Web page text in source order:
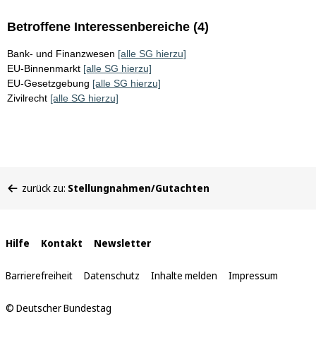
Betroffene Interessenbereiche (4)
Bank- und Finanzwesen [alle SG hierzu]
EU-Binnenmarkt [alle SG hierzu]
EU-Gesetzgebung [alle SG hierzu]
Zivilrecht [alle SG hierzu]
befinden
zurück zu: Stellungnahmen/Gutachten
Interne
Links
Hilfe Kontakt Newsletter
Barrierefreiheit Datenschutz Inhalte melden Impressum
© Deutscher Bundestag